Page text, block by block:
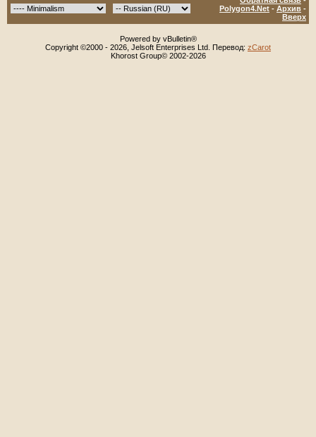
Polygon4.Net - Архив -
Вверх
Powered by vBulletin®
Copyright ©2000 - 2026, Jelsoft Enterprises Ltd. Перевод: zCarot
Khorost Group© 2002-2026